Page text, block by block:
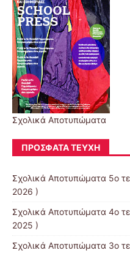
Σχολικά Αποτυπώματα
ΠΡΌΣΦΑΤΑ ΤΕΎΧΗ
Σχολικά Αποτυπώματα 5ο
2026 )
Σχολικά Αποτυπώματα 4ο
2025 )
Σχολικά Αποτυπώματα 3ο